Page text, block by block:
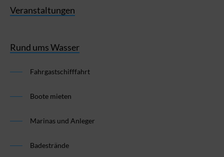
Veranstaltungen
Rund ums Wasser
Fahrgastschifffahrt
Boote mieten
Marinas und Anleger
Badestrände